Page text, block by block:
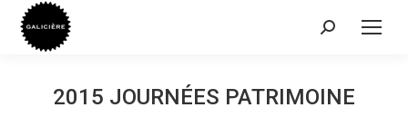
Recherche
2015 JOURNÉES PATRIMOINE